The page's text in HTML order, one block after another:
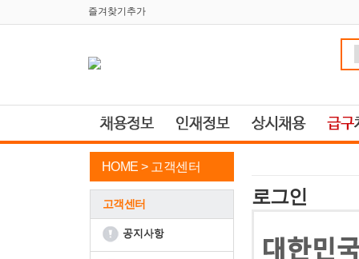
즐겨찾기추가
HOME > 고객센터
고객센터 로그인